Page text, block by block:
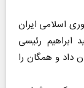
اسلامی ایران
ابراهیم رئیسی
داد و همگان را